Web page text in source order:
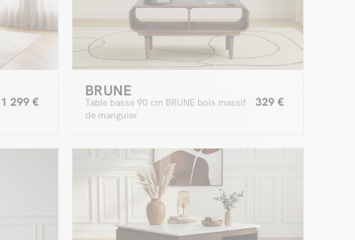
1 299 €
BRUNE
Table basse 90 cm BRUNE bois massif
de manguier
329 €